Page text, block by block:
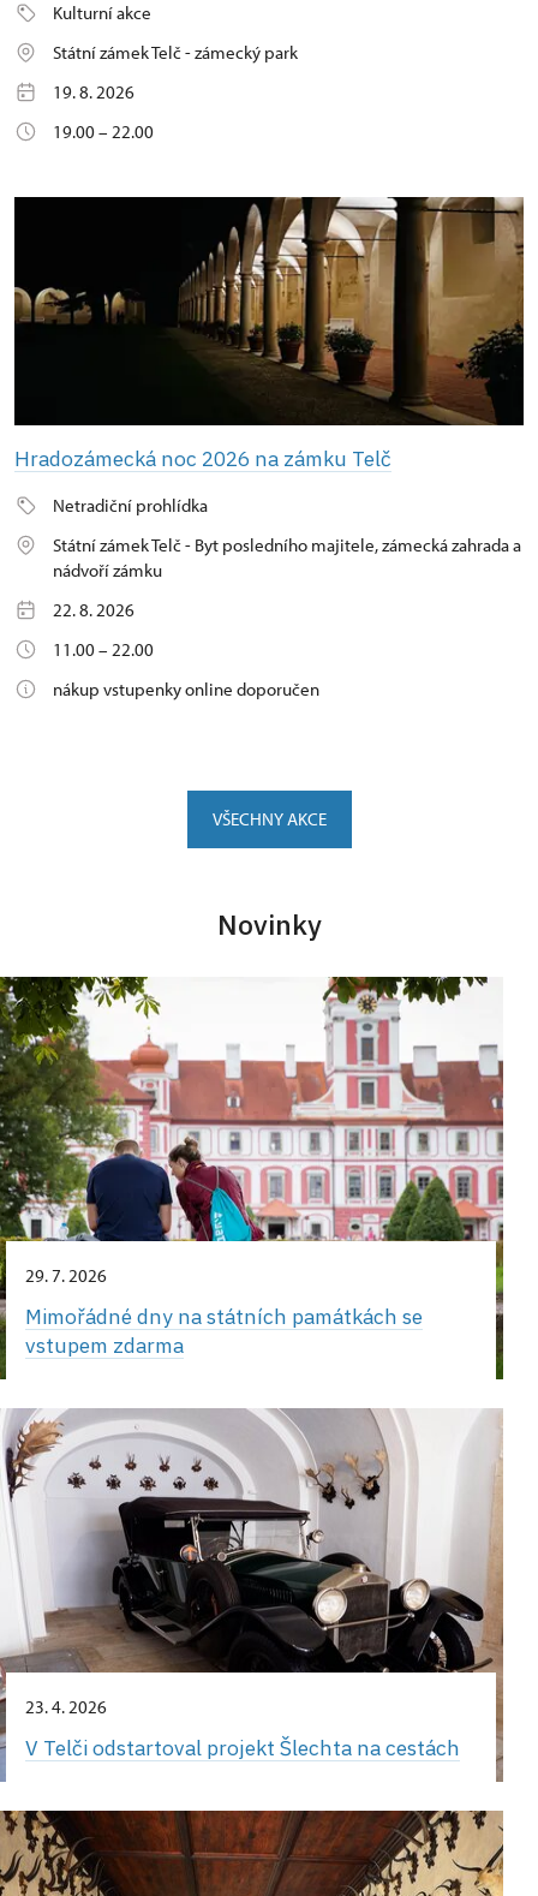
Kulturní akce
Státní zámek Telč - zámecký park
19. 8. 2026
19.00 – 22.00
Hradozámecká noc 2026 na zámku Telč
Netradiční prohlídka
Státní zámek Telč - Byt posledního majitele, zámecká zahrada a
nádvoří zámku
22. 8. 2026
11.00 – 22.00
nákup vstupenky online doporučen
VŠECHNY AKCE
Novinky
29. 7. 2026
Mimořádné dny na státních památkách se
vstupem zdarma
23. 4. 2026
V Telči odstartoval projekt Šlechta na cestách